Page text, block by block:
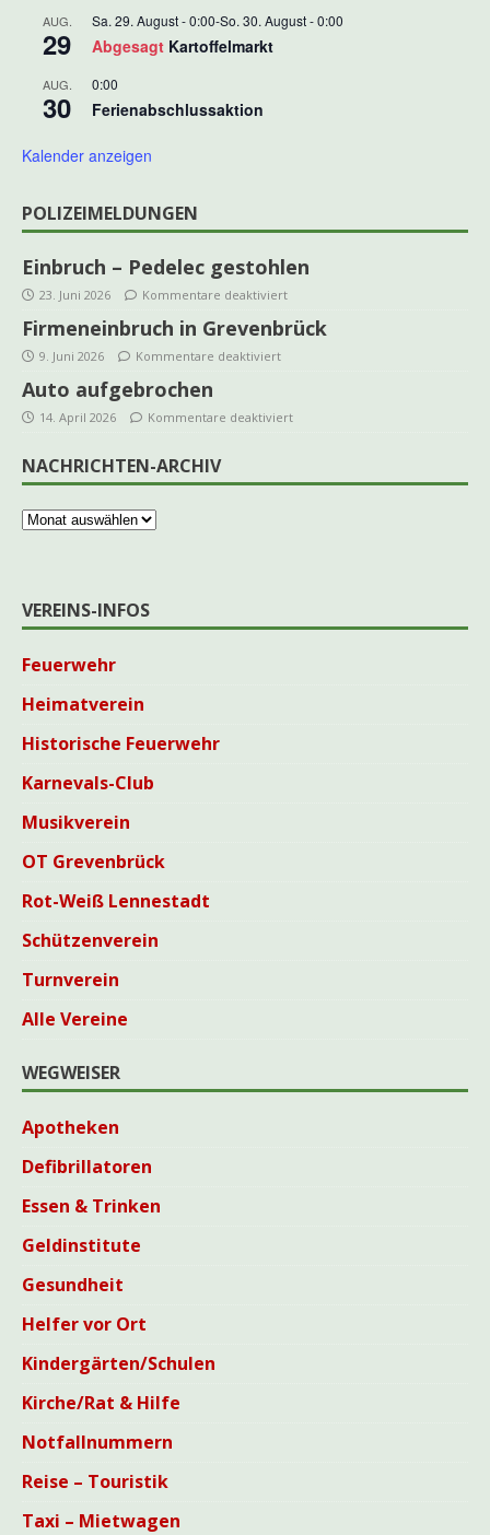
AUG.
29
Sa. 29. August - 0:00-So. 30. August - 0:00
Abgesagt Kartoffelmarkt
AUG.
30
0:00
Ferienabschlussaktion
Kalender anzeigen
POLIZEIMELDUNGEN
Einbruch – Pedelec gestohlen
23. Juni 2026 Kommentare deaktiviert
Firmeneinbruch in Grevenbrück
9. Juni 2026 Kommentare deaktiviert
Auto aufgebrochen
14. April 2026 Kommentare deaktiviert
NACHRICHTEN-ARCHIV
VEREINS-INFOS
Feuerwehr
Heimatverein
Historische Feuerwehr
Karnevals-Club
Musikverein
OT Grevenbrück
Rot-Weiß Lennestadt
Schützenverein
Turnverein
Alle Vereine
WEGWEISER
Apotheken
Defibrillatoren
Essen & Trinken
Geldinstitute
Gesundheit
Helfer vor Ort
Kindergärten/Schulen
Kirche/Rat & Hilfe
Notfallnummern
Reise – Touristik
Taxi – Mietwagen